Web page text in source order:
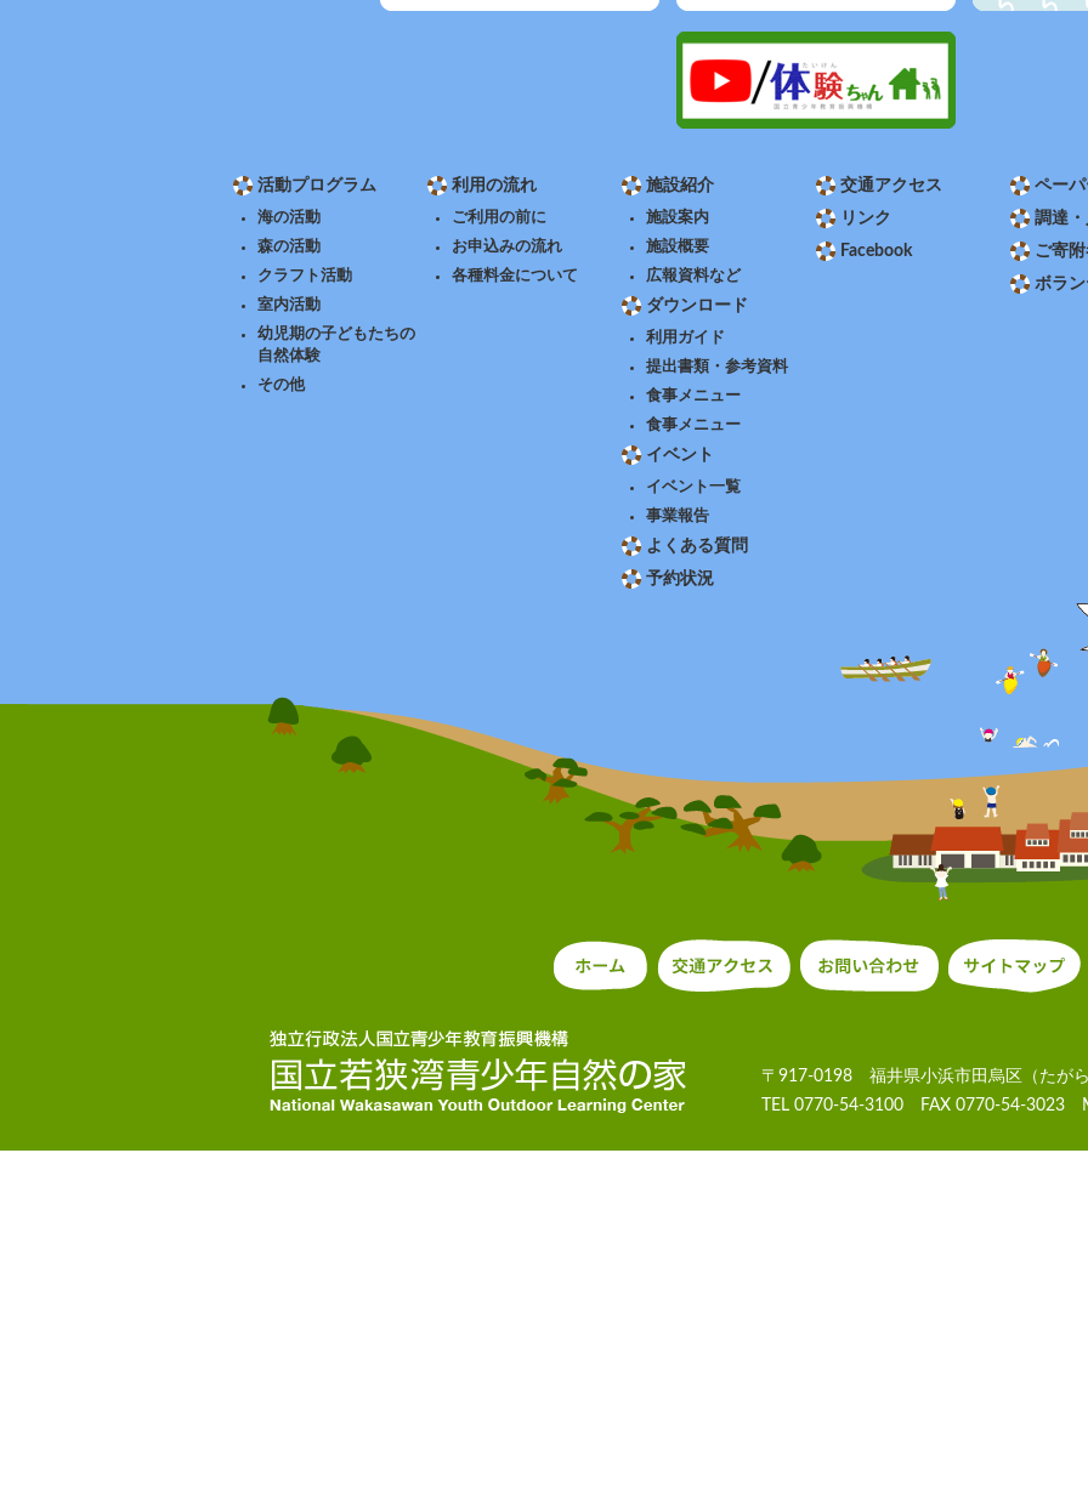
活動プログラム
海の活動
森の活動
クラフト活動
室内活動
幼児期の子どもたちの
自然体験
その他
利用の流れ
ご利用の前に
お申込みの流れ
各種料金について
施設紹介
施設案内
施設概要
広報資料など
ダウンロード
利用ガイド
提出書類・参考資料
食事メニュー
食事メニュー
イベント
イベント一覧
事業報告
よくある質問
予約状況
交通アクセス
リンク
Facebook
ペー
調達
ご寄
ボラ
〒917-0198 福井県小浜市田烏区（たが
TEL 0770-54-3100 FAX 0770-54-3023